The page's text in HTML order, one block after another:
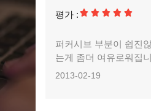
평가 :
퍼커시브 부분이 쉽진
는게 좀더 여유로워집
2013-02-19